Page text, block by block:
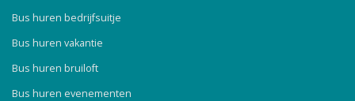
Bus huren bedrijfsuitje
Bus huren vakantie
Bus huren bruiloft
Bus huren evenementen